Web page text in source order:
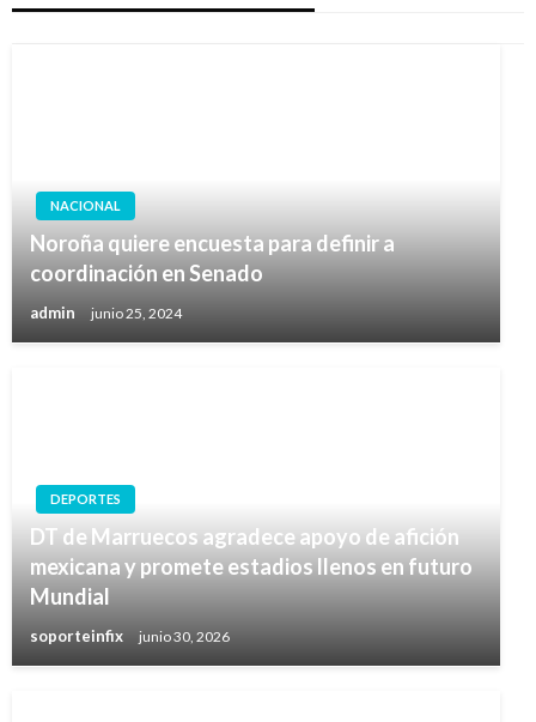
NACIONAL
Noroña quiere encuesta para definir a
coordinación en Senado
admin junio 25, 2024
DEPORTES
DT de Marruecos agradece apoyo de afición
mexicana y promete estadios llenos en futuro
Mundial
soporteinfix junio 30, 2026